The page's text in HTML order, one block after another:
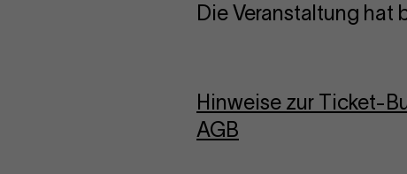
Die Veranstaltung hat
Hinweise zur Ticket-
AGB